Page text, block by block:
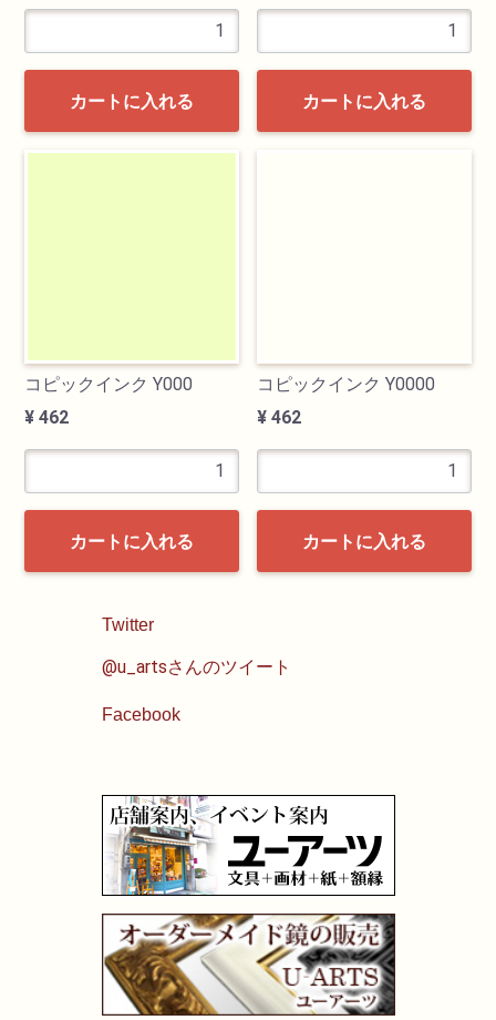
Twitter
@u_artsさんのツイート
Facebook
カートに入れる カートに入れる
コピックインク Y000
¥ 462
カートに入れる
コピックインク Y0000
¥ 462
カートに入れる